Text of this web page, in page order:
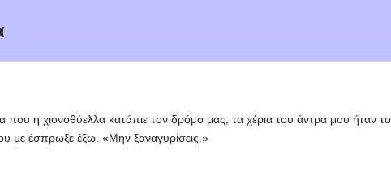
που η χιονοθύελλα κατάπιε τον δρόμο μας, τα χέρια του άντρα μου ήταν
με έσπρωξε έξω. «Μην ξαναγυρίσεις.»